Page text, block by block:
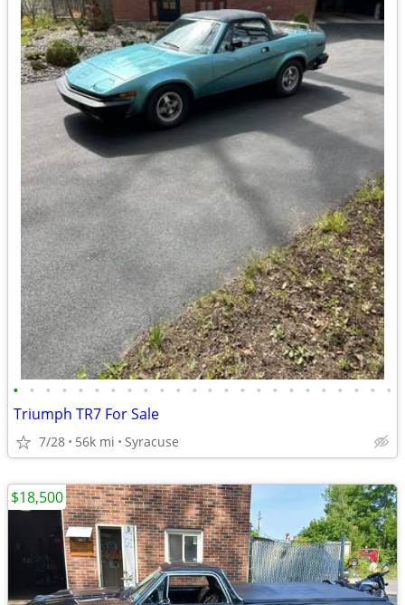
• • • • • • • • • • • • • • • • • • • • • • • •
Triumph TR7 For Sale
7/28 56k mi Syracuse
$18,500